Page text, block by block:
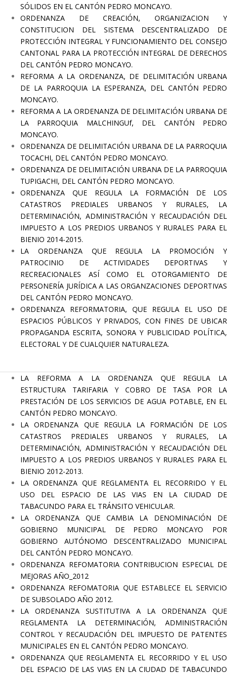
SÓLIDOS EN EL CANTÓN PEDRO MONCAYO.
ORDENANZA DE CREACIÓN, ORGANIZACION Y
CONSTITUCION DEL SISTEMA DESCENTRALIZADO DE
PROTECCIÓN INTEGRAL Y FUNCIONAMIENTO DEL CONSEJO
CANTONAL PARA LA PROTECCIÓN INTEGRAL DE DERECHOS
DEL CANTÓN PEDRO MONCAYO.
REFORMA A LA ORDENANZA, DE DELIMITACIÓN URBANA
DE LA PARROQUIA LA ESPERANZA, DEL CANTÓN PEDRO
MONCAYO.
REFORMA A LA ORDENANZA DE DELIMITACIÓN URBANA DE
LA PARROQUIA MALCHINGUf, DEL CANTÓN PEDRO
MONCAYO.
ORDENANZA DE DELIMITACIÓN URBANA DE LA PARROQUIA
TOCACHI, DEL CANTÓN PEDRO MONCAYO.
ORDENANZA DE DELIMITACIÓN URBANA DE LA PARROQUIA
TUPIGACHI, DEL CANTÓN PEDRO MONCAYO.
ORDENANZA QUE REGULA LA FORMACIÓN DE LOS
CATASTROS PREDIALES URBANOS Y RURALES, LA
DETERMINACIÓN, ADMINISTRACIÓN Y RECAUDACIÓN DEL
IMPUESTO A LOS PREDIOS URBANOS Y RURALES PARA EL
BIENIO 2014-2015.
LA ORDENANZA QUE REGULA LA PROMOCIÓN Y
PATROCINIO DE ACTIVIDADES DEPORTIVAS Y
RECREACIONALES ASÍ COMO EL OTORGAMIENTO DE
PERSONERÍA JURÍDICA A LAS ORGANZACIONES DEPORTIVAS
DEL CANTÓN PEDRO MONCAYO.
ORDENANZA REFORMATORIA, QUE REGULA EL USO DE
ESPACIOS PÚBLICOS Y PRIVADOS, CON FINES DE UBICAR
PROPAGANDA ESCRITA, SONORA Y PUBLICIDAD POLÍTICA,
ELECTORAL Y DE CUALQUIER NATURALEZA.
LA REFORMA A LA ORDENANZA QUE REGULA LA
ESTRUCTURA TARIFARIA Y COBRO DE TASA POR LA
PRESTACIÓN DE LOS SERVICIOS DE AGUA POTABLE, EN EL
CANTÓN PEDRO MONCAYO.
LA ORDENANZA QUE REGULA LA FORMACIÓN DE LOS
CATASTROS PREDIALES URBANOS Y RURALES, LA
DETERMINACIÓN, ADMINISTRACIÓN Y RECAUDACIÓN DEL
IMPUESTO A LOS PREDIOS URBANOS Y RURALES PARA EL
BIENIO 2012-2013.
LA ORDENANZA QUE REGLAMENTA EL RECORRIDO Y EL
USO DEL ESPACIO DE LAS VIAS EN LA CIUDAD DE
TABACUNDO PARA EL TRÁNSITO VEHICULAR.
LA ORDENANZA QUE CAMBIA LA DENOMINACIÓN DE
GOBIERNO MUNICIPAL DE PEDRO MONCAYO POR
GOBIERNO AUTÓNOMO DESCENTRALIZADO MUNICIPAL
DEL CANTÓN PEDRO MONCAYO.
ORDENANZA REFOMATORIA CONTRIBUCION ESPECIAL DE
MEJORAS AÑO_2012
ORDENANZA REFOMATORIA QUE ESTABLECE EL SERVICIO
DE SUBSOLADO AÑO 2012.
LA ORDENANZA SUSTITUTIVA A LA ORDENANZA QUE
REGLAMENTA LA DETERMINACIÓN, ADMINISTRACIÓN
CONTROL Y RECAUDACIÓN DEL IMPUESTO DE PATENTES
MUNICIPALES EN EL CANTÓN PEDRO MONCAYO.
ORDENANZA QUE REGLAMENTA EL RECORRIDO Y EL USO
DEL ESPACIO DE LAS VIAS EN LA CIUDAD DE TABACUNDO